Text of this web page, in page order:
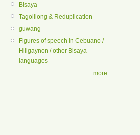
Bisaya
Tagolilong & Reduplication
guwang
Figures of speech in Cebuano /
Hiligaynon / other Bisaya
languages
more